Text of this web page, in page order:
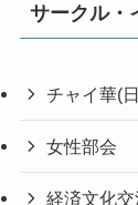
サークル・
チャイ華(
女性部会
経済文化